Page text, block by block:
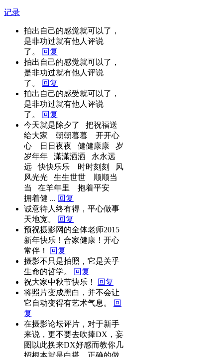
记录
拍出自己的感觉就可以了，
是非功过就有他人评说
了。
回复
拍出自己的感觉就可以了，
是非功过就有他人评说
了。
回复
拍出自己的感受就可以了，
是非功过就有他人评说
了。
回复
今天就是除夕了 把祝福送
给大家 朝朝暮暮 开开心
心 日日夜夜 健健康康 岁
岁年年 潇潇洒洒 永永远
远 快快乐乐 时时刻刻 风
风光光 生生世世 顺顺当
当 在羊年里 抱着平安
拥着健 ... 回复
诚意待人终有得，平心做事
天地宽。
回复
预祝摄影网的全体老师2015
新年快乐！合家健康！开心
常伴！
回复
摄影不只是拍照，它是关乎
生命的哲学。
回复
祝大家中秋节快乐！
回复
将照片变成黑白，并不会让
它自动变得有艺术气息。
回
复
在摄影论坛评片，对于新手
来说，更不要去吹捧DX，妄
图以此换来DX好感而教你几
招根本就是白搭，正确的做